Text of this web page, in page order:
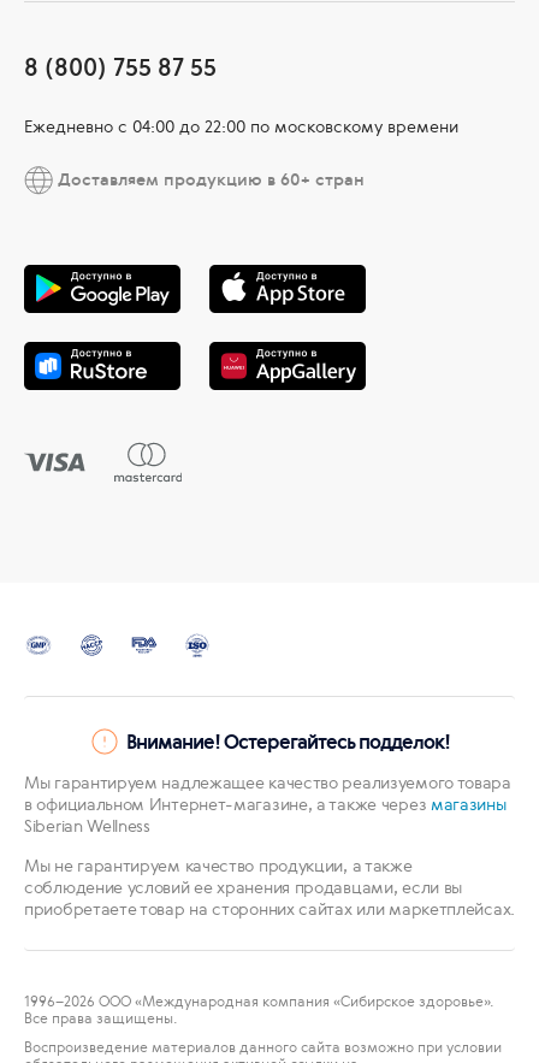
8 (800) 755 87 55
Ежедневно c 04:00 до 22:00 по московскому времени
Доставляем продукцию в 60+ стран
Внимание! Остерегайтесь подделок!
Мы гарантируем надлежащее качество реализуемого товара
в официальном Интернет-магазине, а также через магазины
Siberian Wellness
Мы не гарантируем качество продукции, а также
соблюдение условий ее хранения продавцами, если вы
приобретаете товар на сторонних сайтах или маркетплейсах.
1996–2026 ООО «Международная компания «Сибирское здоровье».
Все права защищены.
Воспроизведение материалов данного сайта возможно при условии